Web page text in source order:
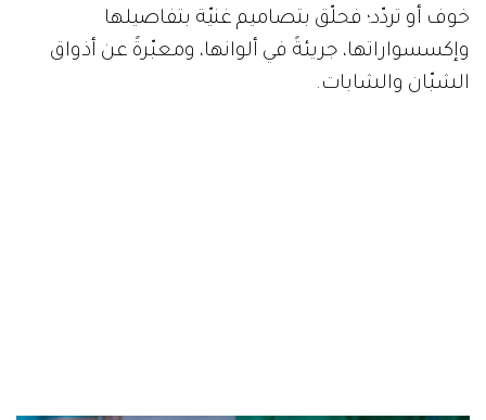
خوف أو تردّد؛ فحلّق بتصاميم غنيّة بتفاصيلها
وإكسسواراتها، جريئةً في ألوانها، ومعبّرةً عن أذواق
الشبّان والشابات.